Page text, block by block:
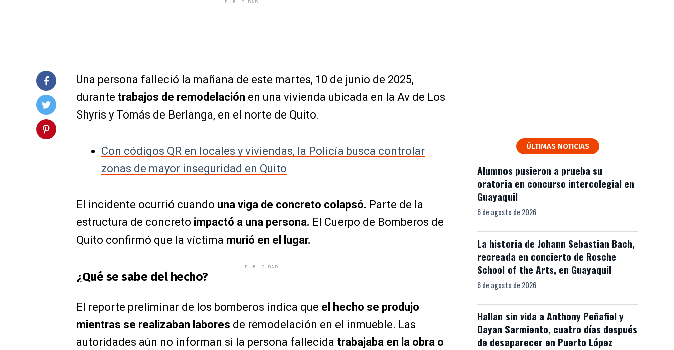
PUBLICIDAD
Una persona falleció la mañana de este martes, 10 de junio de 2025,
durante trabajos de remodelación en una vivienda ubicada en la Av de Los
Shyris y Tomás de Berlanga, en el norte de Quito.
Con códigos QR en locales y viviendas, la Policía busca controlar
zonas de mayor inseguridad en Quito
El incidente ocurrió cuando una viga de concreto colapsó. Parte de la
estructura de concreto impactó a una persona. El Cuerpo de Bomberos de
Quito confirmó que la víctima murió en el lugar.
PUBLICIDAD
¿Qué se sabe del hecho?
El reporte preliminar de los bomberos indica que el hecho se produjo
mientras se realizaban labores de remodelación en el inmueble. Las
autoridades aún no informan si la persona fallecida trabajaba en la obra o
ÚLTIMAS NOTICIAS
Alumnos pusieron a prueba su
oratoria en concurso intercolegial en
Guayaquil
6 de agosto de 2026
La historia de Johann Sebastian Bach,
recreada en concierto de Rosche
School of the Arts, en Guayaquil
6 de agosto de 2026
Hallan sin vida a Anthony Peñafiel y
Dayan Sarmiento, cuatro días después
de desaparecer en Puerto López